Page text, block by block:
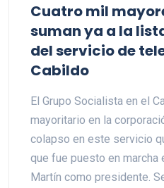
Cuatro mil
suman ya a la
del servicio de
Cabildo
El Grupo Socialista en el
mayoritario en la
colapso en este servicio
que fue puesto en marcha
Martín como presidente.